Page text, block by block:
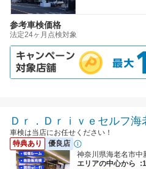
参考車検価格
法定24ヶ月点検対象
Ｄｒ．Ｄｒｉｖｅセルフ海
車検は当店にお任せください！
特典あり
優良店
神奈川県海老名市中
エリアの中心から